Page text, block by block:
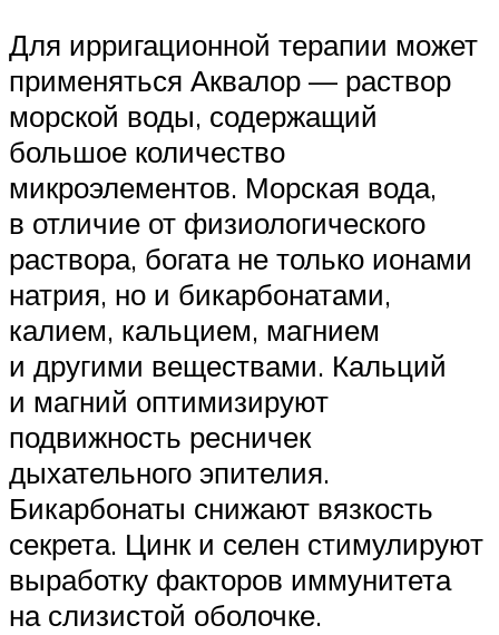
Для ирригационной терапии может
применяться Аквалор — раствор
морской воды, содержащий
большое количество
микроэлементов. Морская вода,
в отличие от физиологического
раствора, богата не только ионами
натрия, но и бикарбонатами,
калием, кальцием, магнием
и другими веществами. Кальций
и магний оптимизируют
подвижность ресничек
дыхательного эпителия.
Бикарбонаты снижают вязкость
секрета. Цинк и селен стимулируют
выработку факторов иммунитета
на слизистой оболочке.